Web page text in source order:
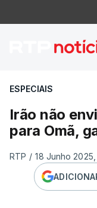
Irão
ESPECIAIS
Irão não
para Omã,
RTP / 18 Junho 2025,